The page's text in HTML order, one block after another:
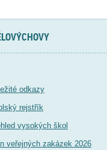
odkazy
rejstřík
vysokých škol
veřejných zakázek 2026